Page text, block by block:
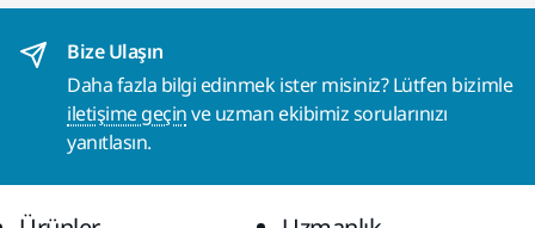
Bize Ulaşın
Daha fazla bilgi edinmek ister misiniz? Lütfen bizimle
iletişime geçinve uzman ekibimiz sorularınızı
yanıtlasın.